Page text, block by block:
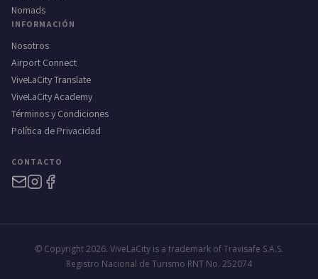
Nomads
INFORMACIÓN
Nosotros
Airport Connect
ViveLaCity Translate
ViveLaCity Academy
Términos y Condiciones
Política de Privacidad
CONTACTO
© Copyright 2026. ViveLaCity is a trademark of Travisafe S.A.S.
Registro Nacional de Turismo RNT No. 252074